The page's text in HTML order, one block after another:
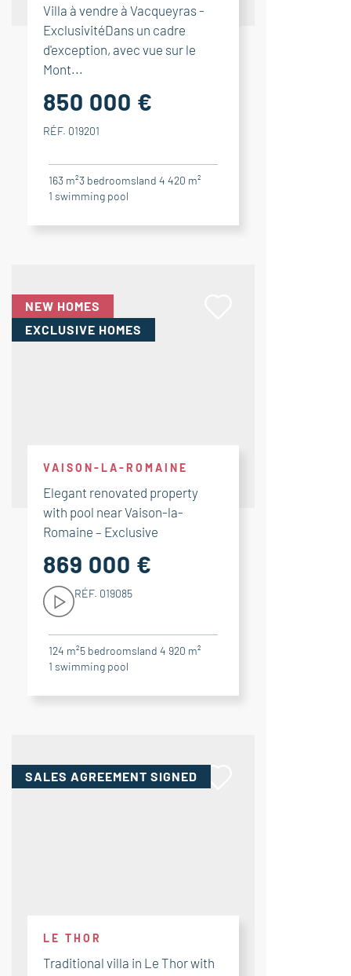
Villa à vendre à Vacqueyras -
ExclusivitéDans un cadre
d'exception, avec vue sur le
Mont...
850 000 €
RÉF. 019201
163 m²3 bedroomsland 4 420 m²
1 swimming pool
NEW HOMES
EXCLUSIVE HOMES
VAISON-LA-ROMAINE
Elegant renovated property
with pool near Vaison-la-
Romaine – Exclusive
869 000 €
RÉF. 019085
124 m²5 bedroomsland 4 920 m²
1 swimming pool
SALES AGREEMENT SIGNED
LE THOR
Traditional villa in Le Thor with